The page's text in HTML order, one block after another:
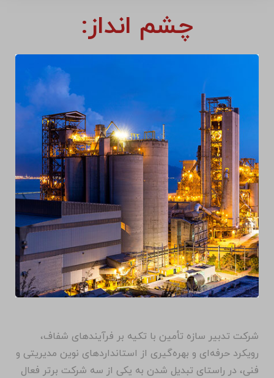
چشم انداز:
شرکت تدبیر سازه تأمین با تکیه بر فرآیندهای شفاف،
رویکرد حرفه‌ای و بهره‌گیری از استانداردهای نوین مدیریتی و
فنی، در راستای تبدیل شدن به یکی از سه شرکت برتر فعال